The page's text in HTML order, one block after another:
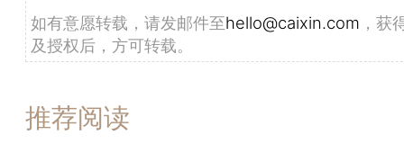
如有意愿转载，请发邮件至hello@caixin.com ，获
及授权后，方可转载。
推荐阅读